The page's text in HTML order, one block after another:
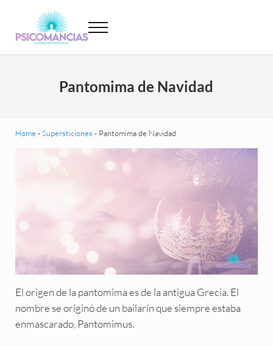
Psicomancias
Menu
Pantomima de Navidad
Home -Supersticiones - Pantomima de Navidad
El origen de la pantomima es de la antigua Grecia. El
nombre se originó de un bailarín que siempre estaba
enmascarado, Pantomimus.